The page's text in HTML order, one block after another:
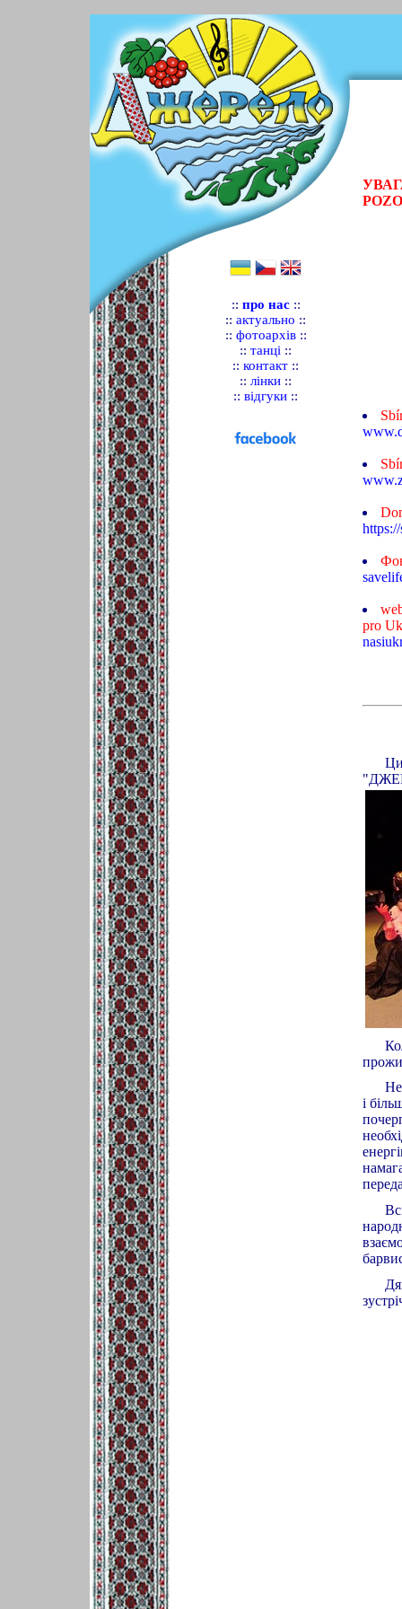
:: про нас ::
:: актуально ::
:: фотоархів::
:: танці ::
:: контакт ::
:: лінки ::
:: відгуки ::
pro
Не
і